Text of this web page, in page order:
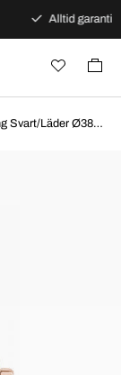
Alltid garanti
Michael Kors Channing Svart/Läder Ø38 mm MK2358